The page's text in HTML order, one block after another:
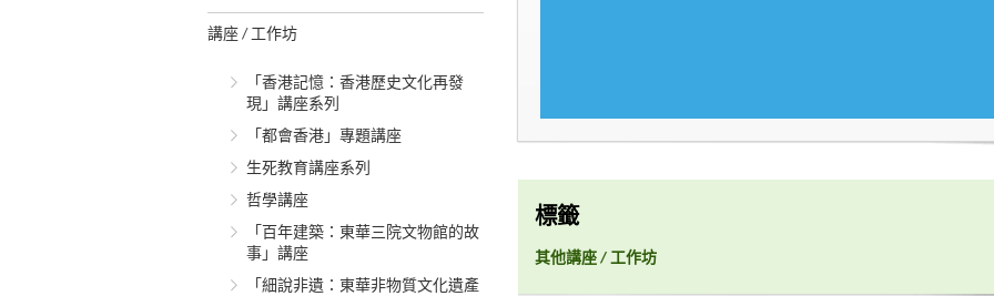
講座 / 工作坊
「香港記憶：香港歷史文化再發
現」講座系列
「都會香港」專題講座
生死教育講座系列
哲學講座
「百年建築：東華三院文物館的故
事」講座
「細說非遺：東華非物質文化遺產
標籤
其他講座 / 工作坊